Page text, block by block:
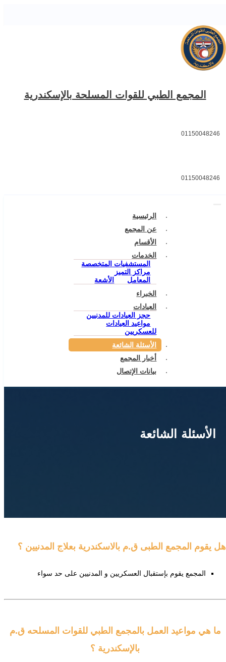
المجمع الطبي للقوات المسلحة بالإسكندرية
01150048246
01150048246
الرئيسية
عن المجمع
الأقسام
الخدمات
المستشفيات المتخصصة
مراكز التميز
المعامل
الأشعة
الخبراء
العيادات
حجز العيادات للمدنيين
مواعيد العيادات
للعسكريين
الأسئلة الشائعة
أخبار المجمع
بيانات الإتصال
الأسئلة الشائعة
هل يقوم المجمع الطبى ق.م بالاسكندرية بعلاج المدنيين ؟
المجمع يقوم بإستقبال العسكريين و المدنيين على حد سواء
ما هي مواعيد العمل بالمجمع الطبي للقوات المسلحه ق.م
بالإسكندرية ؟